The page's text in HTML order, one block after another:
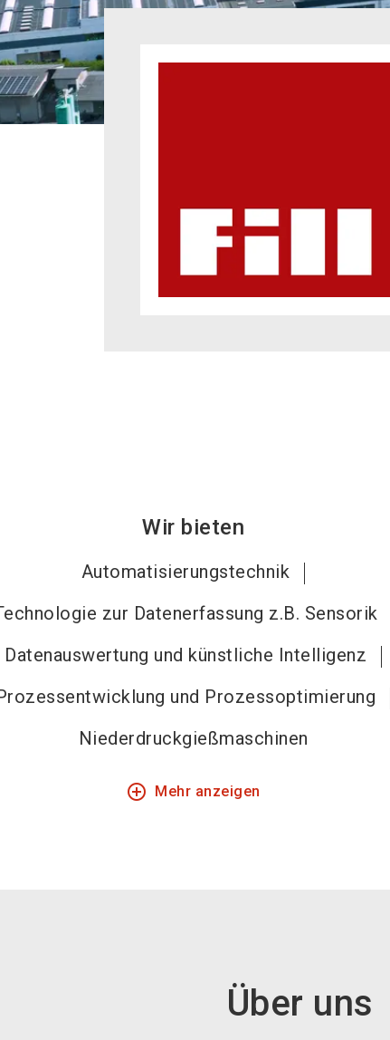
Wir bieten
Automatisierungstechnik
zur Datenerfassung z.B. Sensorik
Datenauswertung und künstliche Intelligenz
und Prozessoptimierung
Niederdruckgießmaschinen
add_circle_outline Mehr anzeigen
Über uns